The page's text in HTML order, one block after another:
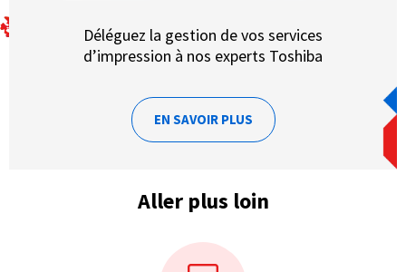
Déléguez la gestion de vos services
d’impression à nos experts Toshiba
EN SAVOIR PLUS
Aller plus loin